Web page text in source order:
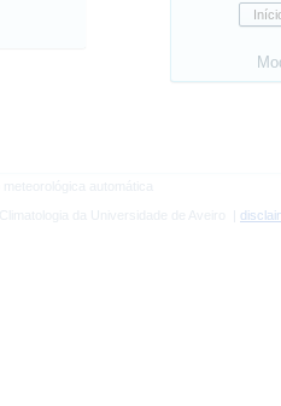
da Universidade de Aveiro |